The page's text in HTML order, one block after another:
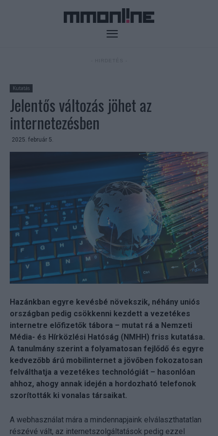
Kutatás
Jelentős változás jöhet az
internetezésben
2025. február 5.
Hazánkban egyre kevésbé növekszik, néhány uniós
országban pedig csökkenni kezdett a vezetékes
internetre előfizetők tábora – mutat rá a Nemzeti
Média- és Hírközlési Hatóság (NMHH) friss kutatása.
A tanulmány szerint a folyamatosan fejlődő és egyre
kedvezőbb árú mobilinternet a jövőben fokozatosan
felválthatja a vezetékes technológiát – hasonlóan
ahhoz, ahogy annak idején a hordozható telefonok
szorították ki vonalas társaikat.
A webhasználat mára a mindennapjaink elválaszthatatlan
részévé vált, az internetszolgáltatások pedig ezzel